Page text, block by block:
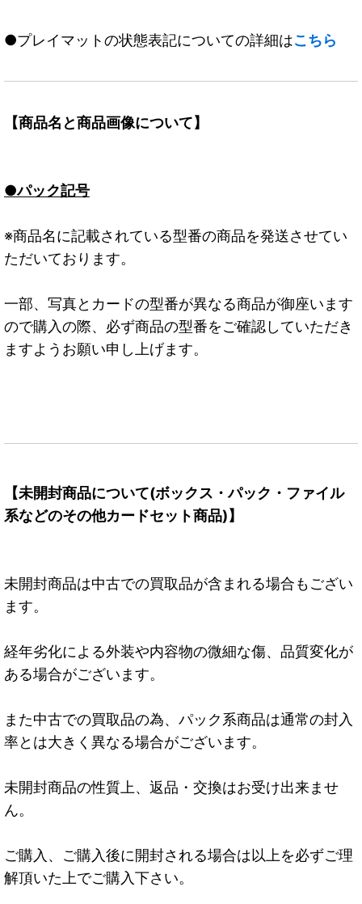
●プレイマットの状態表記についての詳細はこちら
【商品名と商品画像について】
●パック記号
※商品名に記載されている型番の商品を発送させてい
ただいております。
一部、写真とカードの型番が異なる商品が御座います
ので購入の際、必ず商品の型番をご確認していただき
ますようお願い申し上げます。
【未開封商品について(ボックス・パック・ファイル
系などのその他カードセット商品)】
未開封商品は中古での買取品が含まれる場合もござい
ます。
経年劣化による外装や内容物の微細な傷、品質変化が
ある場合がございます。
また中古での買取品の為、パック系商品は通常の封入
率とは大きく異なる場合がございます。
未開封商品の性質上、返品・交換はお受け出来ませ
ん。
ご購入、ご購入後に開封される場合は以上を必ずご理
解頂いた上でご購入下さい。